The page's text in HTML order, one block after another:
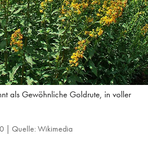
als Gewöhnliche Goldrute, in voller
| Quelle: Wikimedia